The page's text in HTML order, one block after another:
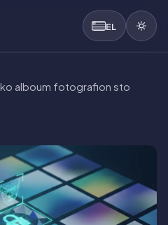
EL
alboum fotografion sto